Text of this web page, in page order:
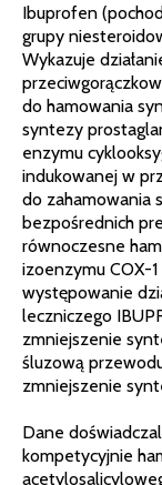
Ibuprofen
grupy
Wykazuje
do hamowania
syntezy
enzymu
indukowanej w
do zahamowania
bezpośrednich
równoczesne
izoenzymu COX-
występowanie
leczniczego
zmniejszenie
śluzową
zmniejszenie
Dane
kompetycyjnie